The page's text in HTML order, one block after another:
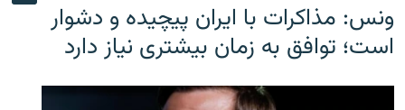
ونس: مذاکرات با ایران پیچیده و دشوار
است؛ توافق به زمان بیشتری نیاز دارد